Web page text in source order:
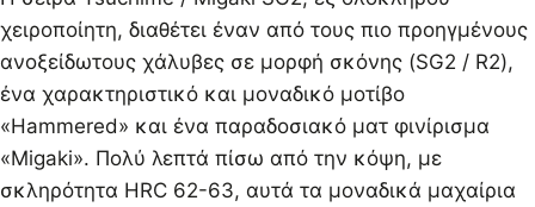
χειροποίητη, διαθέτει έναν από τους πιο προηγμένους
ανοξείδωτους χάλυβες σε μορφή σκόνης (SG2 / R2),
ένα χαρακτηριστικό και μοναδικό μοτίβο
«Hammered» και ένα παραδοσιακό ματ φινίρισμα
«Migaki». Πολύ λεπτά πίσω από την κόψη, με
σκληρότητα HRC 62-63, αυτά τα μοναδικά μαχαίρια